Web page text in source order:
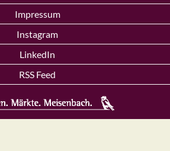
Impressum
Instagram
LinkedIn
RSS Feed